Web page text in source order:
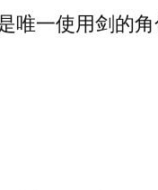
唯一使用剑的